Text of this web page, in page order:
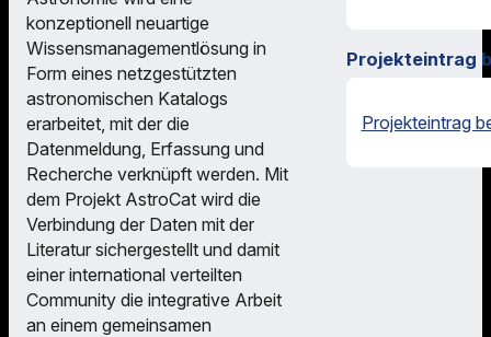
konzeptionell neuartige
Wissensmanagementlösung in
Form eines netzgestützten
astronomischen Katalogs
erarbeitet, mit der die
Datenmeldung, Erfassung und
Recherche verknüpft werden. Mit
dem Projekt AstroCat wird die
Verbindung der Daten mit der
Literatur sichergestellt und damit
einer international verteilten
Community die integrative Arbeit
an einem gemeinsamen
Projekteintrag
Projekteintrag